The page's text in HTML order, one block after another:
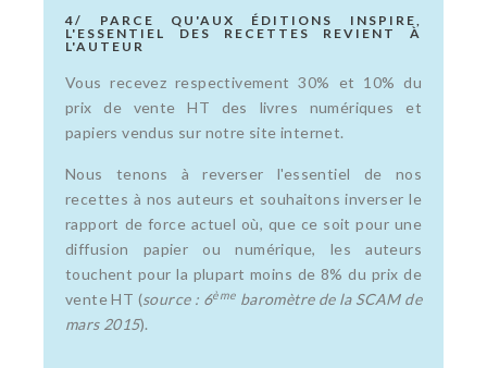
4/ PARCE QU'AUX ÉDITIONS INSPIRE,
L'ESSENTIEL DES RECETTES REVIENT À
L'AUTEUR
Vous recevez respectivement 30% et 10% du
prix de vente HT des livres numériques et
papiers vendus sur notre site internet.
Nous tenons à reverser l'essentiel de nos
recettes à nos auteurs et souhaitons inverser le
rapport de force actuel où, que ce soit pour une
diffusion papier ou numérique, les auteurs
touchent pour la plupart moins de 8% du prix de
vente HT (source : 6ème baromètre de la SCAM de
mars 2015).